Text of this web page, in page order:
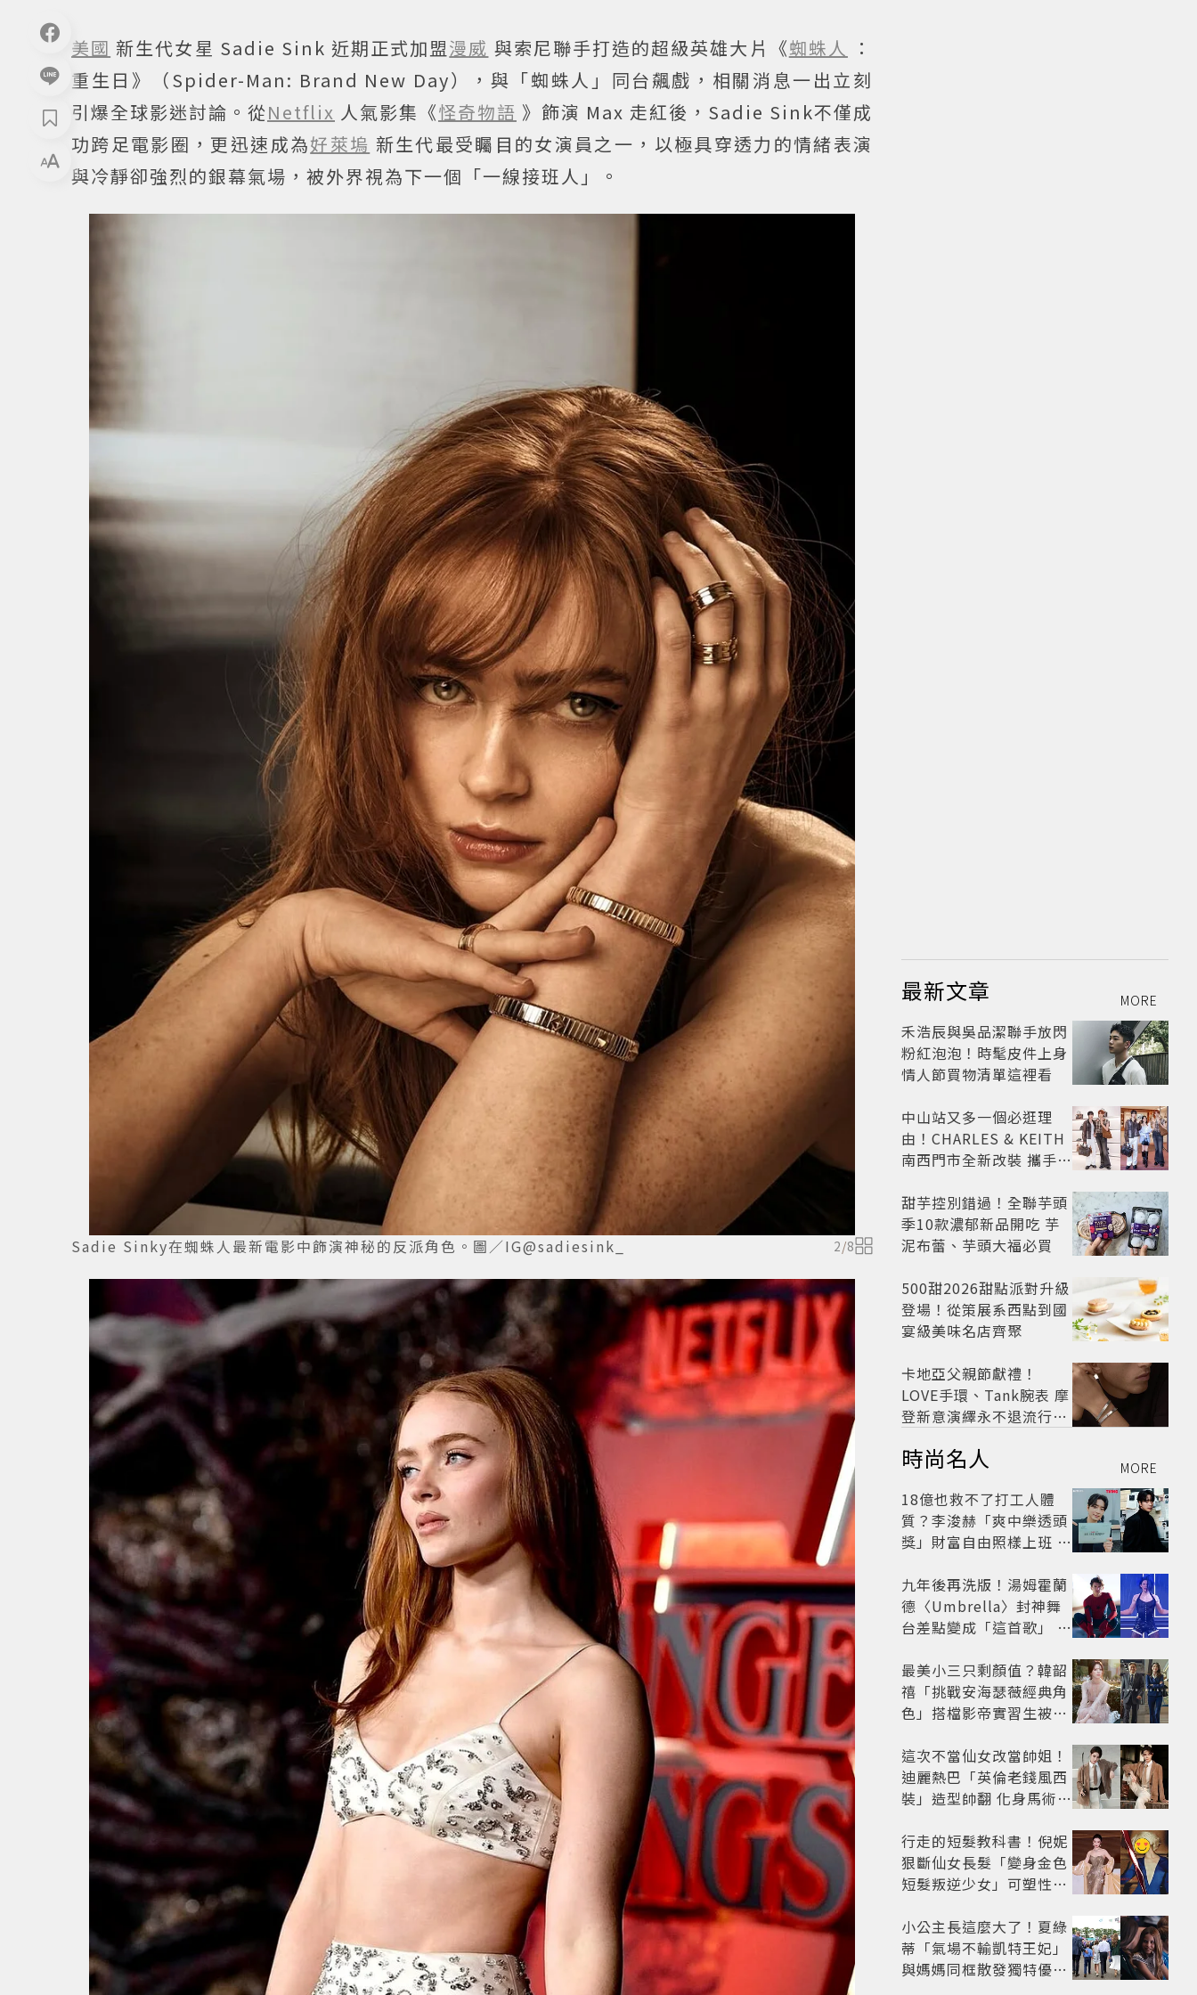
美國 新生代女星 Sadie Sink 近期正式加盟漫威 與索尼聯手打造的超級英雄大片《蜘蛛人
：
重生日》（Spider-Man: Brand New Day），與「蜘蛛人」同台飆戲，相關消息一出立刻
引爆全球影迷討論。從Netflix 人氣影集《怪奇物語 》飾演 Max 走紅後，Sadie Sink不僅成
功跨足電影圈，更迅速成為好萊塢 新生代最受矚目的女演員之一，以極具穿透力的情緒表演
與冷靜卻強烈的銀幕氣場，被外界視為下一個「一線接班人」。
Sadie Sinky在蜘蛛人最新電影中飾演神秘的反派角色。圖／IG@sadiesink_ 2/8
最新文章 MORE
禾浩辰與吳品潔聯手放閃
粉紅泡泡！時髦皮件上身
情人節買物清單這裡看
中山站又多一個必逛理
由！CHARLES & KEITH
南西門市全新改裝 攜手
季時尚
甜芋控別錯過！全聯芋頭
季10款濃郁新品開吃 芋
泥布蕾、芋頭大福必買
500甜2026甜點派對升級
登場！從策展系西點到國
宴級美味名店齊聚
卡地亞父親節獻禮！
LOVE手環、Tank腕表 摩
登新意演繹永不退流行經
時尚名人 MORE
18億也救不了打工人體
質？李浚赫「爽中樂透頭
獎」財富自由照樣上班 西
九年後再洗版！湯姆霍蘭
德〈Umbrella〉封神舞
台差點變成「這首歌」 造
開
最美小三只剩顏值？韓韶
禧「挑戰安海瑟薇經典角
色」搭檔影帝實習生被
這次不當仙女改當帥姐！
迪麗熱巴「英倫老錢風西
裝」造型帥翻 化身馬術師
行走的短髮教科書！倪妮
狠斷仙女長髮「變身金色
短髮叛逆少女」可塑性超
小公主長這麼大了！夏綠
蒂「氣場不輸凱特王妃」
與媽媽同框散發獨特優雅